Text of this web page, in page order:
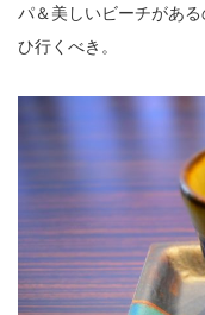
パ＆美しいビーチがあ
ひ行くべき。